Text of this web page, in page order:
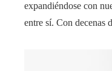
expandiéndose con
entre sí. Con decenas